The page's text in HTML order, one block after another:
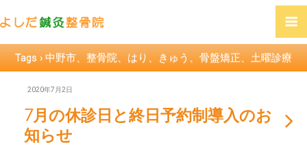
Tags › 中野市、整骨院、はり、きゅう、骨盤矯正、土曜診療
2020年7月2日
7月の休診日と終日予約制導入のお
知らせ